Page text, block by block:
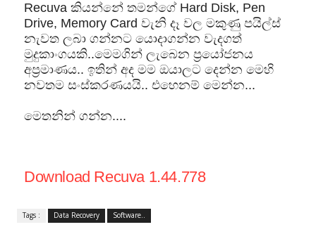
Recuva කියන්නේ තමන්ගේ Hard Disk, Pen
Drive, Memory Card වැනි දෑ වල මකුණු පයිල්ස්
නැවත ලබා ගන්නට යොදාගන්න වැදගත්
මුදුකාංගයකි..මෙමගින් ලැබෙන ප්‍රයෝජනය
අප්‍රමාණය.. ඉතින් අද මම ඔයාලට දෙන්න මෙහි
නවතම සංස්කරණයයි.. එහෙනම් මෙන්න...
මෙතනින් ගන්න....
Download Recuva 1.44.778
Tags : Data Recovery Software..